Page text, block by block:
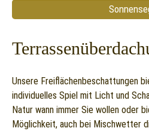
Unsere Freiflächenbeschattungen
individuelles Spiel mit Licht und
Natur wann immer Sie wollen oder
Möglichkeit, auch bei Mischwetter